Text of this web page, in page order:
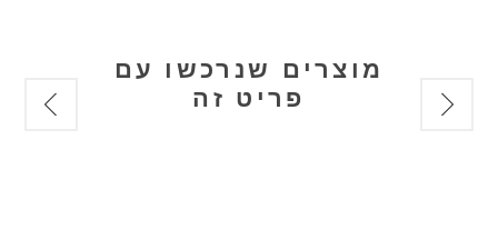
מוצרים שנרכשו עם
פריט זה